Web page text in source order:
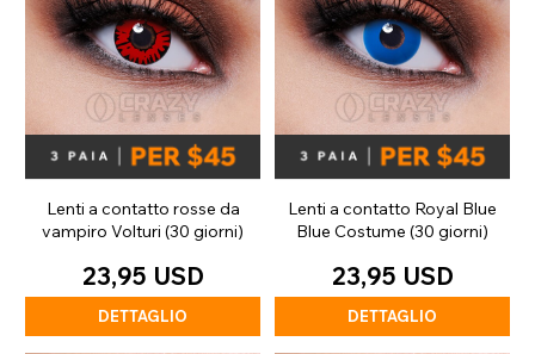
Lenti a contatto rosse da
vampiro Volturi (30 giorni)
23,95 USD
DETTAGLIO
Lenti a contatto Royal Blue
Blue Costume (30 giorni)
23,95 USD
DETTAGLIO